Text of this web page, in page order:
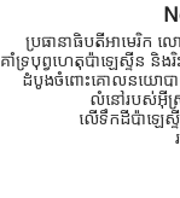
ប្រធានាធិបតីអាមេរិក
គាំទ្របុព្វហេតុប៉ាឡេស្ទីន និង
ដំបូងចំពោះគោលនយោបា
លំនៅរបស់អ៊ីស្
លើទឹកដីប៉ាឡេ